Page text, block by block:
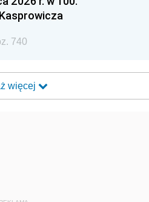
740
więcej